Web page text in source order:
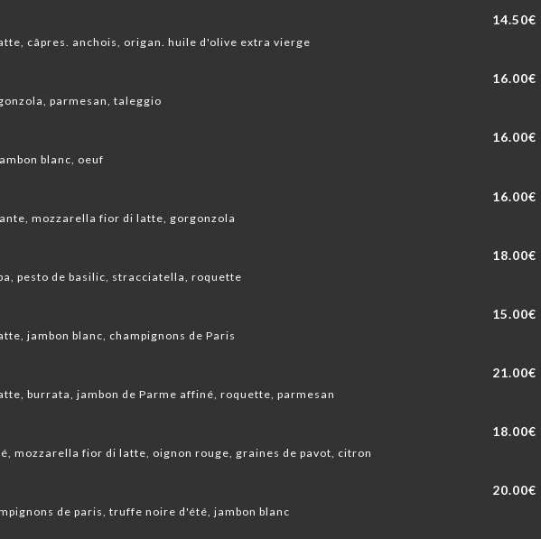
14.50€
câpres. anchois, origan. huile d'olive extra vierge
16.00€
parmesan, taleggio
16.00€
blanc, oeuf
16.00€
mozzarella fior di latte, gorgonzola
18.00€
pesto de basilic, stracciatella, roquette
15.00€
jambon blanc, champignons de Paris
21.00€
burrata, jambon de Parme affiné, roquette, parmesan
18.00€
mozzarella fior di latte, oignon rouge, graines de pavot, citron
20.00€
de paris, truffe noire d'été, jambon blanc